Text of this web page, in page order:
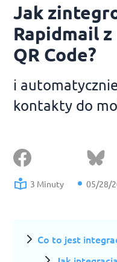
Jak
Rapidmail
QR Code?
i
kontakty do
3 Minuty 05/28/
Co to jest